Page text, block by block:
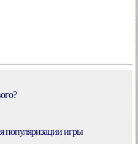
популяризации игры